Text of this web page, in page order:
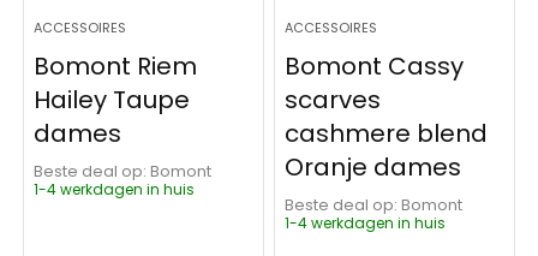
ACCESSOIRES
Bomont Riem
Hailey Taupe
dames
Beste deal op:
Bomont
1-4 werkdagen in huis
ACCESSOIRES
Bomont Cassy
scarves
cashmere blend
Oranje dames
Beste deal op:
Bomont
1-4 werkdagen in huis